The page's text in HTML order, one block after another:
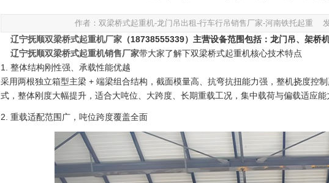
作者：双梁桥式起重机-龙门吊出租-行车行吊销售厂家-河南铁托起重
辽宁抚顺双梁桥式起重机厂家 （18738555339）主营设备范围包括：龙门吊、架桥
辽宁抚顺双梁桥式起重机销售厂家带大家了解下双梁桥式起重机核心技术特点
1. 整体结构刚性强、承载性能优越
采用两根独立箱型主梁 + 端梁组合结构，截面模量高、抗弯抗扭能力强，整机挠度控
式，整体刚度大幅提升，适合大吨位、大跨度、长期重载工况，集中载荷与偏载适应能
2. 重载适配范围广，吨位跨度覆盖全面